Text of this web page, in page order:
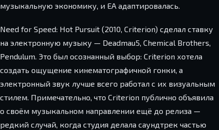
музыкальную экономику, и EA адаптировалась.
Need for Speed: Hot Pursuit (2010, Criterion) сделал ставку
на электронную музыку — Deadmau5, Chemical Brothers,
Pendulum. Это был осознанный выбор: Criterion хотела
создать ощущение кинематографичной гонки, а
электронный звук лучше всего работал с их визуальным
стилем. Примечательно, что Criterion публично объявила
о своём музыкальном направлении ещё до релиза —
редкий случай, когда студия делала саундтрек частью